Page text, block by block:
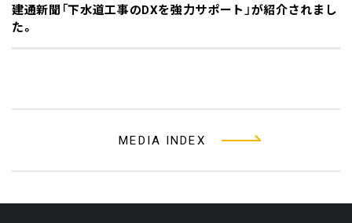
建通新聞 「下水道工事のDXを強力サポート」が紹介されまし
た。
MEDIA INDEX